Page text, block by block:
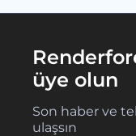
üye olun
Son haber ve
ulaşsın